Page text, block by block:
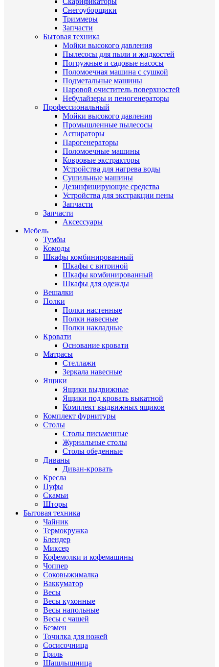
Снегоуборщики
Триммеры
Запчасти
Бытовая техника
Мойки высокого давления
Пылесосы для пыли и жидкостей
Погружные и садовые насосы
Поломоечная машина с сушкой
Подметальные машины
Паровой очиститель поверхностей
Небулайзеры и пеногенераторы
Профессиональный
Мойки высокого давления
Промышленные пылесосы
Аспираторы
Парогенераторы
Поломоечные машины
Ковровые экстракторы
Устройства для нагрева воды
Сушильные машины
Дезинфицирующие средства
Устройства для экстракции пены
Запчасти
Запчасти
Аксессуары
Мебель
Тумбы
Комоды
Шкафы комбинированный
Шкафы с витриной
Шкафы комбинированный
Шкафы для одежды
Вешалки
Полки
Полки настенные
Полки навесные
Полки накладные
Кровати
Основание кровати
Матрасы
Стеллажи
Зеркала навесные
Ящики
Ящики выдвижные
Ящики под кровать выкатной
Комплект выдвижных ящиков
Комплект фурнитуры
Столы
Столы письменные
Журнальные cтолы
Столы обеденные
Диваны
Диван-кровать
Кресла
Пуфы
Скамьи
Шторы
Бытовая техника
Чайник
Термокружка
Блендер
Миксер
Кофемолки и кофемашины
Чоппер
Соковыжималка
Ваккуматор
Весы
Весы кухонные
Весы напольные
Весы с чашей
Безмен
Точилка для ножей
Сосисочница
Гриль
Шашлышница